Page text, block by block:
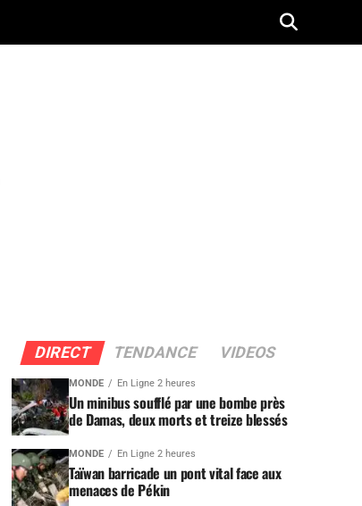
DIRECT TENDANCE VIDEOS
MONDE En Ligne 2 heures
Un minibus soufflé par une bombe près
de Damas, deux morts et treize blessés
MONDE En Ligne 2 heures
Taïwan barricade un pont vital face aux
menaces de Pékin